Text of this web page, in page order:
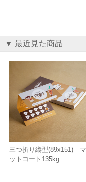
▼ 最近見た商品
三つ折り縦型(89x151) マ
ットコート135kg